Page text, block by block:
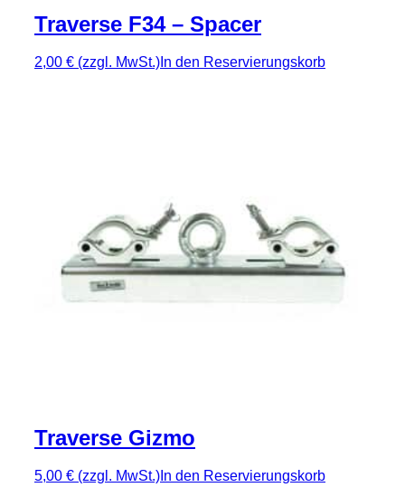
Traverse F34 – Spacer
2,00 € (zzgl. MwSt.) In den Reservierungskorb
Traverse Gizmo
5,00 € (zzgl. MwSt.) In den Reservierungskorb